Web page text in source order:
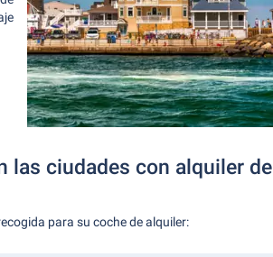
las ciudades con alquiler de
para su coche de alquiler: